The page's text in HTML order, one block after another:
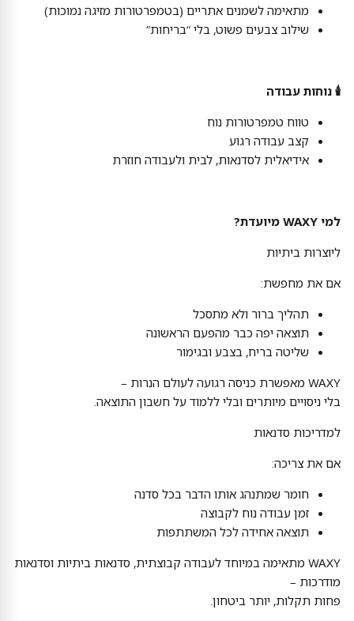
מתאימה לשמנים אתריים (בטמפרטורות מזיגה נמוכות)
שילוב צבעים פשוט, בלי “בריחות”
🕯 נוחות עבודה
טווח טמפרטורות נוח
קצב עבודה רגוע
אידיאלית לסדנאות, לבית ולעבודה חוזרת
למי WAXY מיועדת?
ליוצרות ביתיות
אם את מחפשת:
תהליך ברור ולא מתסכל
תוצאה יפה כבר מהפעם הראשונה
שליטה בריח, בצבע ובגימור
WAXY מאפשרת כניסה רגועה לעולם הנרות –
בלי ניסויים מיותרים ובלי ללמוד על חשבון התוצאה.
למדריכות סדנאות
אם את צריכה:
חומר שמתנהג אותו הדבר בכל סדנה
זמן עבודה נוח לקבוצה
תוצאה אחידה לכל המשתתפות
WAXY מתאימה במיוחד לעבודה קבוצתית, סדנאות ביתיות וסדנאות
מודרכות –
פחות תקלות, יותר ביטחון.